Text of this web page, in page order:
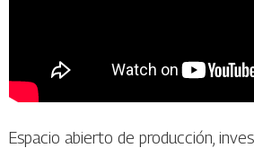
Espacio abierto de producción,